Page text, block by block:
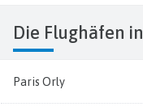
Die Flughäfen
Paris Orly